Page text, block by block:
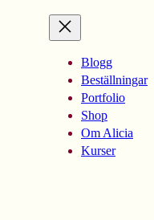
Blogg
Beställningar
Portfolio
Shop
Om Alicia
Kurser